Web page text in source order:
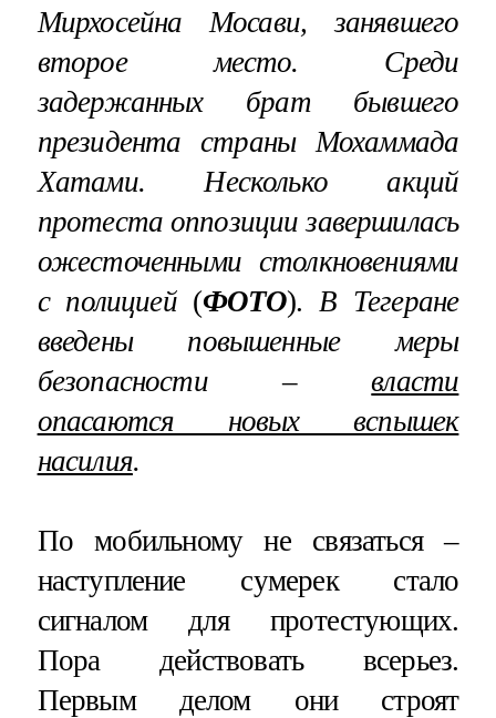
Мирхосейна Мосави, занявшего
второе место. Среди
задержанных брат бывшего
президента страны Мохаммада
Хатами. Несколько акций
протеста оппозиции завершилась
ожесточенными столкновениями
с полицией (ФОТО). В Тегеране
введены повышенные меры
безопасности –власти
опасаются новых вспышек
насилия.
По мобильному не связаться –
наступление сумерек стало
сигналом для протестующих.
Пора действовать всерьез.
Первым делом они строят